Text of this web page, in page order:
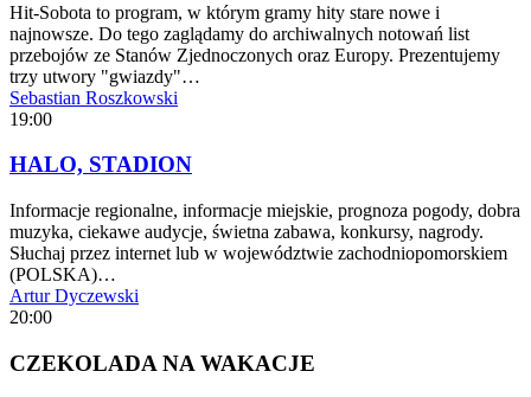
Hit-Sobota to program, w którym gramy hity stare nowe i
najnowsze. Do tego zaglądamy do archiwalnych notowań list
przebojów ze Stanów Zjednoczonych oraz Europy. Prezentujemy
trzy utwory "gwiazdy"…
Sebastian Roszkowski
19:00
HALO, STADION
Informacje regionalne, informacje miejskie, prognoza pogody, dobra
muzyka, ciekawe audycje, świetna zabawa, konkursy, nagrody.
Słuchaj przez internet lub w województwie zachodniopomorskiem
(POLSKA)…
Artur Dyczewski
20:00
CZEKOLADA NA WAKACJE